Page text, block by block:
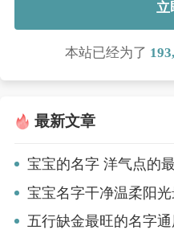
立
本站已经为了
最新文章
宝宝的名字 洋气点的最
宝宝名字干净温柔阳光
五行缺金最旺的名字通